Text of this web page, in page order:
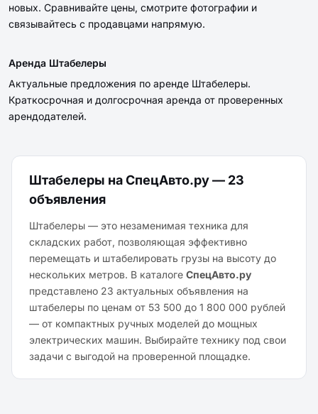
новых. Сравнивайте цены, смотрите фотографии и
связывайтесь с продавцами напрямую.
Аренда Штабелеры
Актуальные предложения по аренде Штабелеры.
Краткосрочная и долгосрочная аренда от проверенных
арендодателей.
Штабелеры на СпецАвто.ру — 23
объявления
Штабелеры — это незаменимая техника для
складских работ, позволяющая эффективно
перемещать и штабелировать грузы на высоту до
нескольких метров. В каталоге СпецАвто.ру
представлено 23 актуальных объявления на
штабелеры по ценам от 53 500 до 1 800 000 рублей
— от компактных ручных моделей до мощных
электрических машин. Выбирайте технику под свои
задачи с выгодой на проверенной площадке.